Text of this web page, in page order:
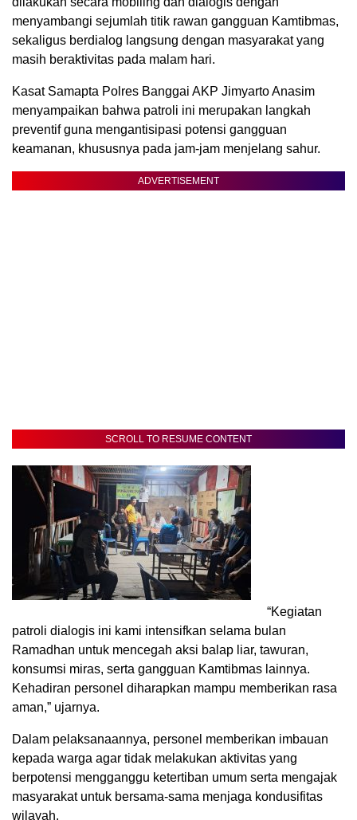
menyambangi sejumlah titik rawan gangguan Kamtibmas,
sekaligus berdialog langsung dengan masyarakat yang
masih beraktivitas pada malam hari.
Kasat Samapta Polres Banggai AKP Jimyarto Anasim
menyampaikan bahwa patroli ini merupakan langkah
preventif guna mengantisipasi potensi gangguan
keamanan, khususnya pada jam-jam menjelang sahur.
ADVERTISEMENT
SCROLL TO RESUME CONTENT
“Kegiatan
patroli dialogis ini kami intensifkan selama bulan
Ramadhan untuk mencegah aksi balap liar, tawuran,
konsumsi miras, serta gangguan Kamtibmas lainnya.
Kehadiran personel diharapkan mampu memberikan rasa
aman,” ujarnya.
Dalam pelaksanaannya, personel memberikan imbauan
kepada warga agar tidak melakukan aktivitas yang
berpotensi mengganggu ketertiban umum serta mengajak
masyarakat untuk bersama-sama menjaga kondusifitas
wilayah.